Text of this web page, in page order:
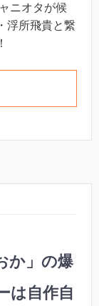
ニオタが候
浮所飛貴と繋
か」の爆
は自作自